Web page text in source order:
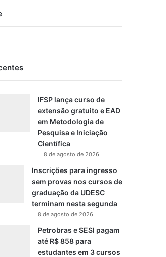
IFSP lança curso de
extensão gratuito e EAD
em Metodologia de
Pesquisa e Iniciação
Científica
8 de agosto de 2026
Inscrições para ingresso
sem provas nos cursos de
graduação da UDESC
terminam nesta segunda
8 de agosto de 2026
Petrobras e SESI pagam
até R$ 858 para
estudantes em 3 cursos